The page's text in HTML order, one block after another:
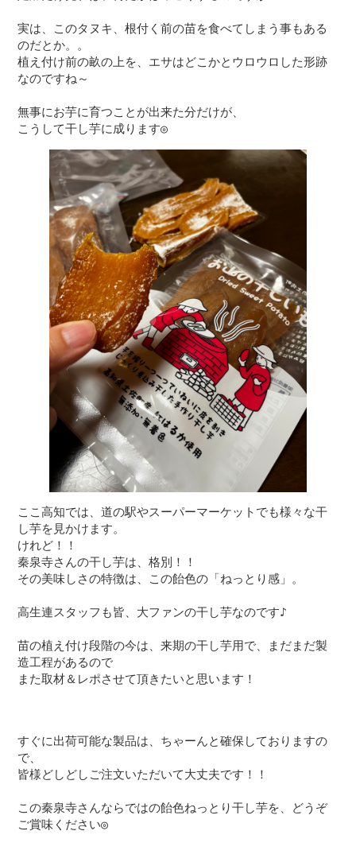
実は、このタヌキ、根付く前の苗を食べてしまう事もある
のだとか。。
植え付け前の畝の上を、エサはどこかとウロウロした形跡
なのですね～
無事にお芋に育つことが出来た分だけが、
こうして干し芋に成ります◎
ここ高知では、道の駅やスーパーマーケットでも様々な干
し芋を見かけます。
けれど！！
秦泉寺さんの干し芋は、格別！！
その美味しさの特徴は、この飴色の「ねっとり感」。
高生連スタッフも皆、大ファンの干し芋なのです♪
苗の植え付け段階の今は、来期の干し芋用で、まだまだ製
造工程があるので
また取材＆レポさせて頂きたいと思います！
すぐに出荷可能な製品は、ちゃーんと確保しておりますの
で、
皆様どしどしご注文いただいて大丈夫です！！
この秦泉寺さんならではの飴色ねっとり干し芋を、どうぞ
ご賞味ください◎